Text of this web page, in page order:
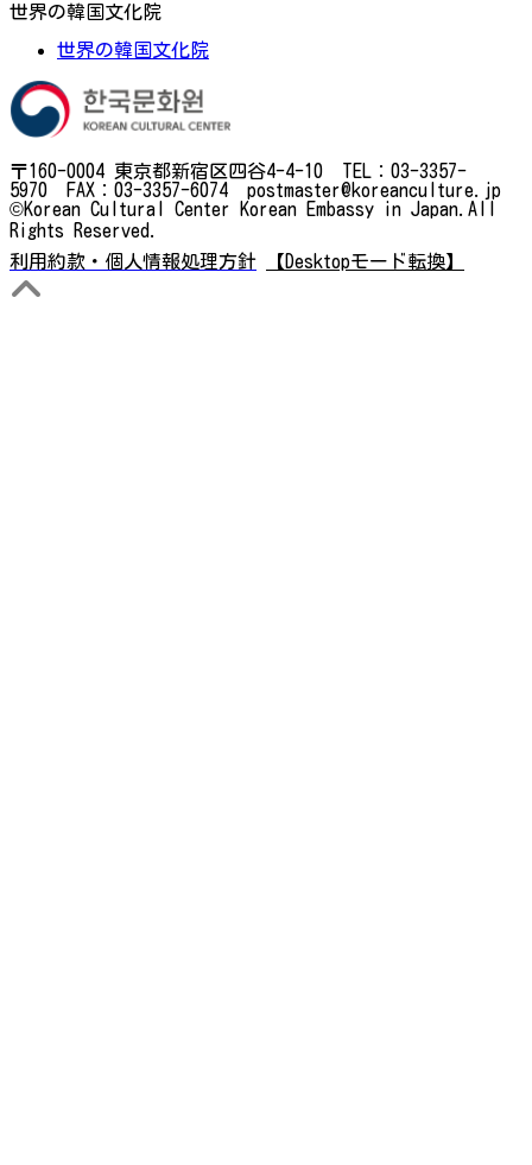
世界の韓国文化院
世界の韓国文化院
〒160-0004 東京都新宿区四谷4-4-10 TEL：03-3357-
5970 FAX：03-3357-6074 postmaster@koreanculture.jp
©Korean Cultural Center Korean Embassy in Japan.All
Rights Reserved.
利用約款・個人情報処理方針
【Desktopモード転換】